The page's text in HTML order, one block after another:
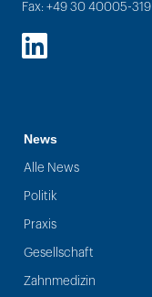
Fax: +49 30 40005-319
LinkedIn
News
Alle News
Politik
Praxis
Gesellschaft
Zahnmedizin